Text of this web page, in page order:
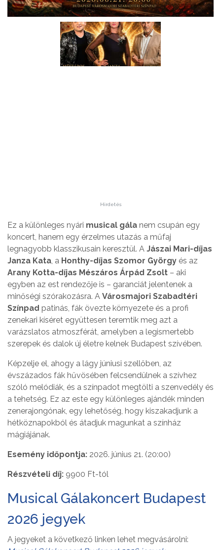
Hirdetés
Ez a különleges nyári musical gála nem csupán egy
koncert, hanem egy érzelmes utazás a műfaj
legnagyobb klasszikusain keresztül. A Jászai Mari-díjas
Janza Kata, a Honthy-díjas Szomor György és az
Arany Kotta-díjas Mészáros Árpád Zsolt – aki
egyben az est rendezője is – garanciát jelentenek a
minőségi szórakozásra. A Városmajori Szabadtéri
Színpad patinás, fák övezte környezete és a profi
zenekari kíséret együttesen teremtik meg azt a
varázslatos atmoszférát, amelyben a legismertebb
szerepek és dalok új életre kelnek Budapest szívében.
Képzelje el, ahogy a lágy júniusi szellőben, az
évszázados fák hűvösében felcsendülnek a szívhez
szóló melódiák, és a színpadot megtölti a szenvedély és
a tehetség. Ez az este egy különleges ajándék minden
zenerajongónak, egy lehetőség, hogy kiszakadjunk a
hétköznapokból és átadjuk magunkat a színház
mágiájának.
Esemény időpontja: 2026. június 21. (20:00)
Részvételi díj: 9900 Ft-tól
Musical Gálakoncert Budapest
2026 jegyek
A jegyeket a következő linken lehet megvásárolni: